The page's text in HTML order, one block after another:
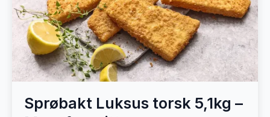
Sprøbakt Luksus torsk 5,1kg –